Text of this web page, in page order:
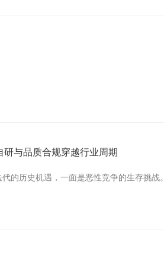
与品质合规穿越行业周期
的历史机遇，一面是恶性竞争的生存挑战。